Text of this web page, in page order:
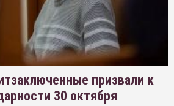
призвали к
30 октября